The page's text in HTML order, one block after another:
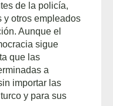
de la policía,
y otros empleados
Aunque el
sigue
que las
a
importar las
y para sus